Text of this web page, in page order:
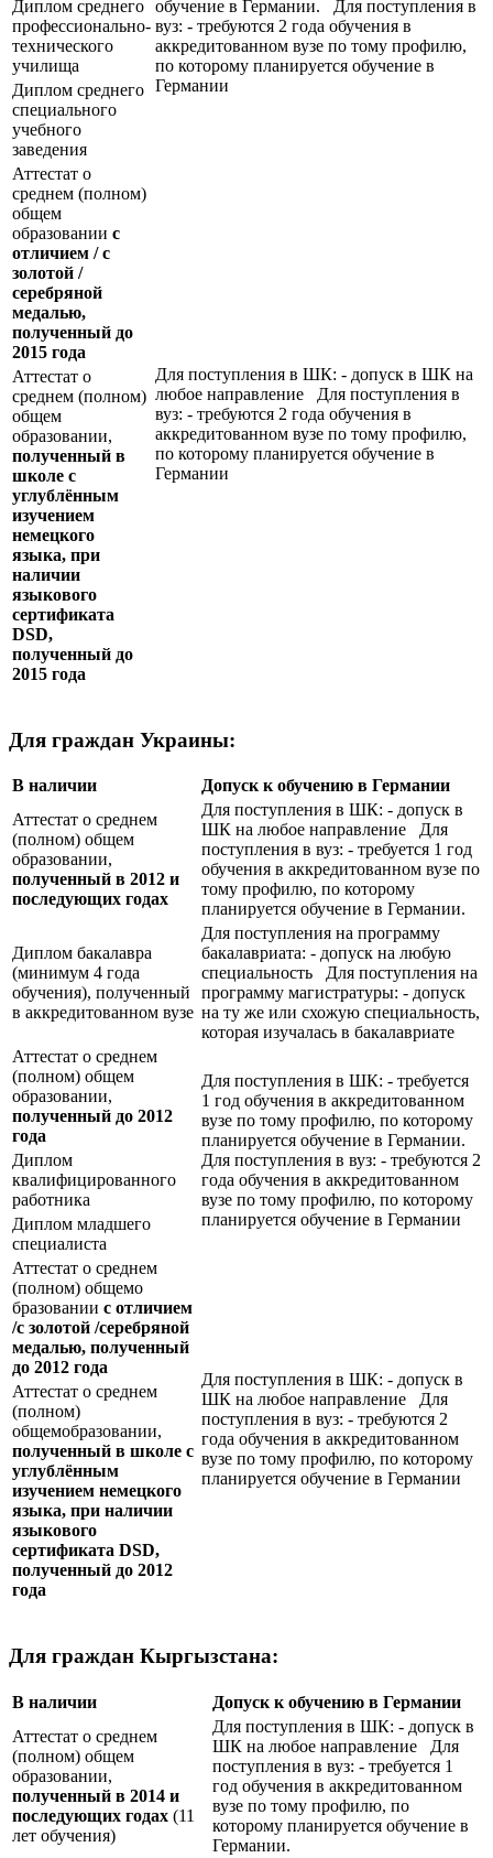
обучение в Германии. Для поступления в
вуз: - требуются 2 года обучения в
аккредитованном вузе по тому профилю,
по которому планируется обучение в
Германии
Диплом среднего
профессионально-
технического
училища
Диплом среднего
специального
учебного
заведения
Аттестат о
среднем (полном)
общем
образовании с
отличием / с
золотой /
серебряной
медалью,
полученный до
2015 года
Для поступления в ШК: - допуск в ШК на
любое направление Для поступления в
вуз: - требуются 2 года обучения в
аккредитованном вузе по тому профилю,
по которому планируется обучение в
Германии
Аттестат о
среднем (полном)
общем
образовании,
полученный в
школе с
углублённым
изучением
немецкого
языка, при
наличии
языкового
сертификата
DSD,
полученный до
2015 года
Для граждан Украины:
В наличии
Допуск к обучению в Германии
Аттестат о среднем
(полном) общем
образовании,
полученный в 2012 и
последующих годах
Для поступления в ШК: - допуск в
ШК на любое направление Для
поступления в вуз: - требуется 1 год
обучения в аккредитованном вузе по
тому профилю, по которому
планируется обучение в Германии.
Диплом бакалавра
(минимум 4 года
обучения), полученный
в аккредитованном вузе
Для поступления на программу
бакалавриата: - допуск на любую
специальность Для поступления на
программу магистратуры: - допуск
на ту же или схожую специальность,
которая изучалась в бакалавриате
Аттестат о среднем
(полном) общем
образовании,
полученный до 2012
года
Для поступления в ШК: - требуется
1 год обучения в аккредитованном
вузе по тому профилю, по которому
планируется обучение в Германии.
Для поступления в вуз: - требуются 2
года обучения в аккредитованном
вузе по тому профилю, по которому
планируется обучение в Германии
Диплом
квалифицированного
работника
Диплом младшего
специалиста
Аттестат о среднем
(полном) общемо
бразовании с отличием
/с золотой /серебряной
медалью, полученный
до 2012 года
Для поступления в ШК: - допуск в
ШК на любое направление Для
поступления в вуз: - требуются 2
года обучения в аккредитованном
вузе по тому профилю, по которому
планируется обучение в Германии
Аттестат о среднем
(полном)
общемобразовании,
полученный в школе с
углублённым
изучением немецкого
языка, при наличии
языкового
сертификата DSD,
полученный до 2012
года
Для граждан Кыргызстана:
В наличии
Допуск к обучению в Германии
Аттестат о среднем
(полном) общем
образовании,
полученный в 2014 и
последующих годах (11
лет обучения)
Для поступления в ШК: - допуск в
ШК на любое направление Для
поступления в вуз: - требуется 1
год обучения в аккредитованном
вузе по тому профилю, по
которому планируется обучение в
Германии.